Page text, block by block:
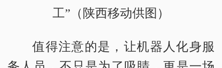
工”（陕西移动供图）
值得注意的是，让机器人化身服